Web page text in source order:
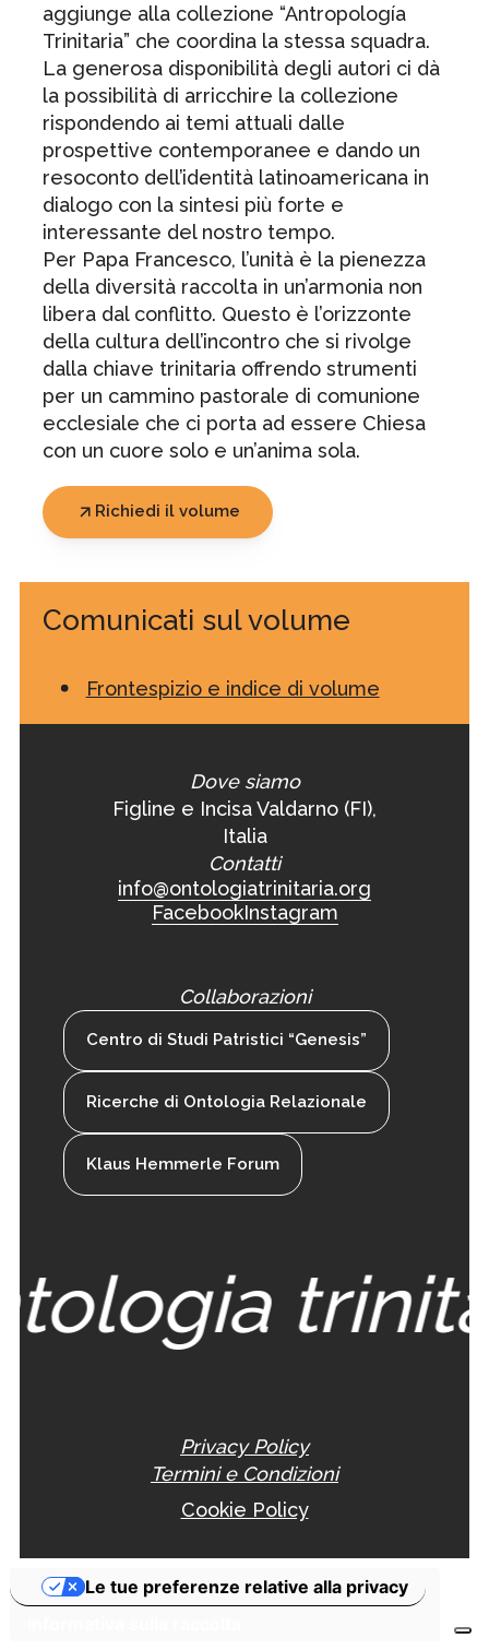
aggiunge alla collezione “Antropología
Trinitaria” che coordina la stessa squadra.
La generosa disponibilità degli autori ci dà
la possibilità di arricchire la collezione
rispondendo ai temi attuali dalle
prospettive contemporanee e dando un
resoconto dell’identità latinoamericana in
dialogo con la sintesi più forte e
interessante del nostro tempo.
Per Papa Francesco, l’unità è la pienezza
della diversità raccolta in un’armonia non
libera dal conflitto. Questo è l’orizzonte
della cultura dell’incontro che si rivolge
dalla chiave trinitaria offrendo strumenti
per un cammino pastorale di comunione
ecclesiale che ci porta ad essere Chiesa
con un cuore solo e un’anima sola.
Richiedi il volume
Comunicati sul volume
Frontespizio e indice di volume
Dove siamo
Figline e Incisa Valdarno (FI),
Italia
Contatti
info@ontologiatrinitaria.org
FacebookInstagram
Collaborazioni
Centro di Studi Patristici “Genesis”
Ricerche di Ontologia Relazionale
Klaus Hemmerle Forum
Privacy Policy
Termini e Condizioni
Cookie Policy
Le tue preferenze relative alla privacy